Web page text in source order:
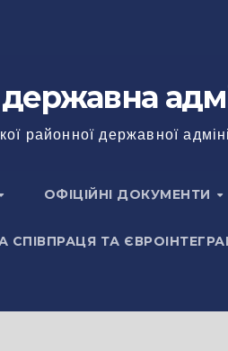
районної державної
ОФІЦІЙНІ ДОКУМЕНТИ
ТА